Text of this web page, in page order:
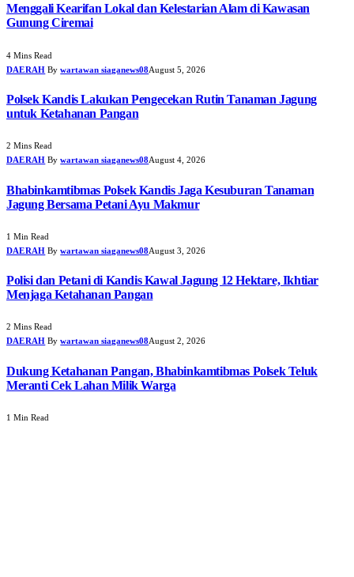
Menggali Kearifan Lokal dan Kelestarian Alam di Kawasan
Gunung Ciremai
4 Mins Read
DAERAH By wartawan siaganews08August 5, 2026
Polsek Kandis Lakukan Pengecekan Rutin Tanaman Jagung
untuk Ketahanan Pangan
2 Mins Read
DAERAH By wartawan siaganews08August 4, 2026
Bhabinkamtibmas Polsek Kandis Jaga Kesuburan Tanaman
Jagung Bersama Petani Ayu Makmur
1 Min Read
DAERAH By wartawan siaganews08August 3, 2026
Polisi dan Petani di Kandis Kawal Jagung 12 Hektare, Ikhtiar
Menjaga Ketahanan Pangan
2 Mins Read
DAERAH By wartawan siaganews08August 2, 2026
Dukung Ketahanan Pangan, Bhabinkamtibmas Polsek Teluk
Meranti Cek Lahan Milik Warga
1 Min Read